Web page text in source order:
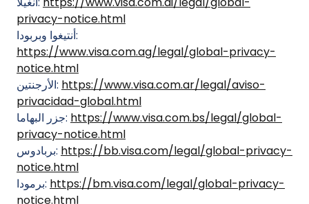
privacy-notice.html
أنتيغوا وبربودا:
https://www.visa.com.ag/legal/global-privacy-
notice.html
الأرجنتين: https://www.visa.com.ar/legal/aviso-
privacidad-global.html
جزر البهاما: https://www.visa.com.bs/legal/global-
privacy-notice.html
بربادوس: https://bb.visa.com/legal/global-privacy-
notice.html
برمودا: https://bm.visa.com/legal/global-privacy-
notice.html